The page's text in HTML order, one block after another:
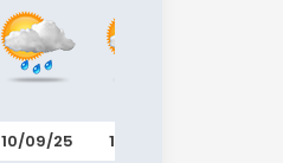
10/09/25 11/09/25